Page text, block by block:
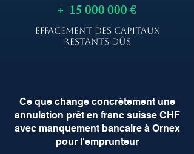
+ 15 000 000€
EFFACEMENT DES CAPITAUX
RESTANTS DÛS
Ce que change concrètement une
annulation prêt en franc suisse CHF
avec manquement bancaire à Ornex
pour l'emprunteur